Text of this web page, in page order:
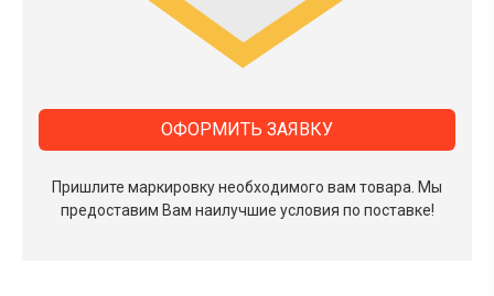
Пришлите маркировку необходимого вам товара. Мы
предоставим Вам наилучшие условия по поставке!
ОФОРМИТЬ ЗАЯВКУ